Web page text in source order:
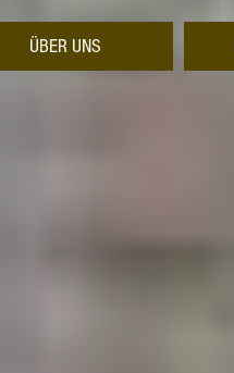
ÜBER UNS